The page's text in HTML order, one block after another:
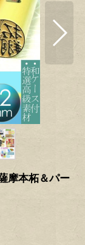
摩本柘＆パー